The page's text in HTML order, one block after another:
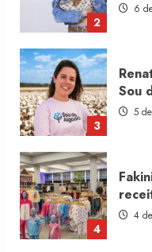
3
5
4
4
5
4